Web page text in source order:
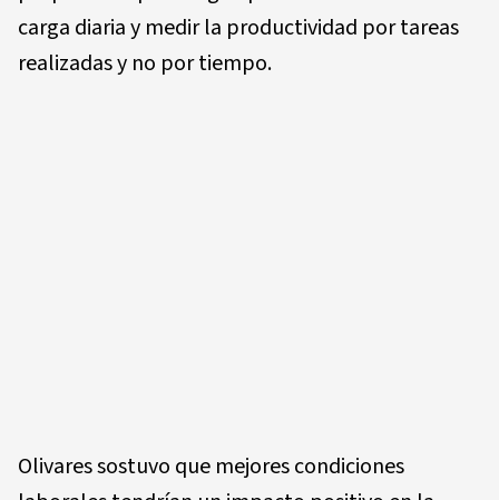
carga diaria y medir la productividad por tareas
realizadas y no por tiempo.
Olivares sostuvo que mejores condiciones